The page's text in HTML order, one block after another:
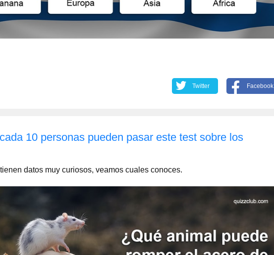
Twitter Facebook
10 personas pueden pasar este test sobre los
datos muy curiosos, veamos cuales conoces.